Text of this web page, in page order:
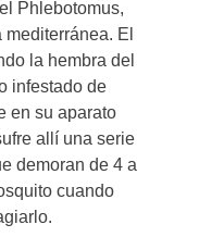
Phlebotomus,
El
la hembra del
infestado de
en su aparato
allí una serie
demoran de 4 a
cuando